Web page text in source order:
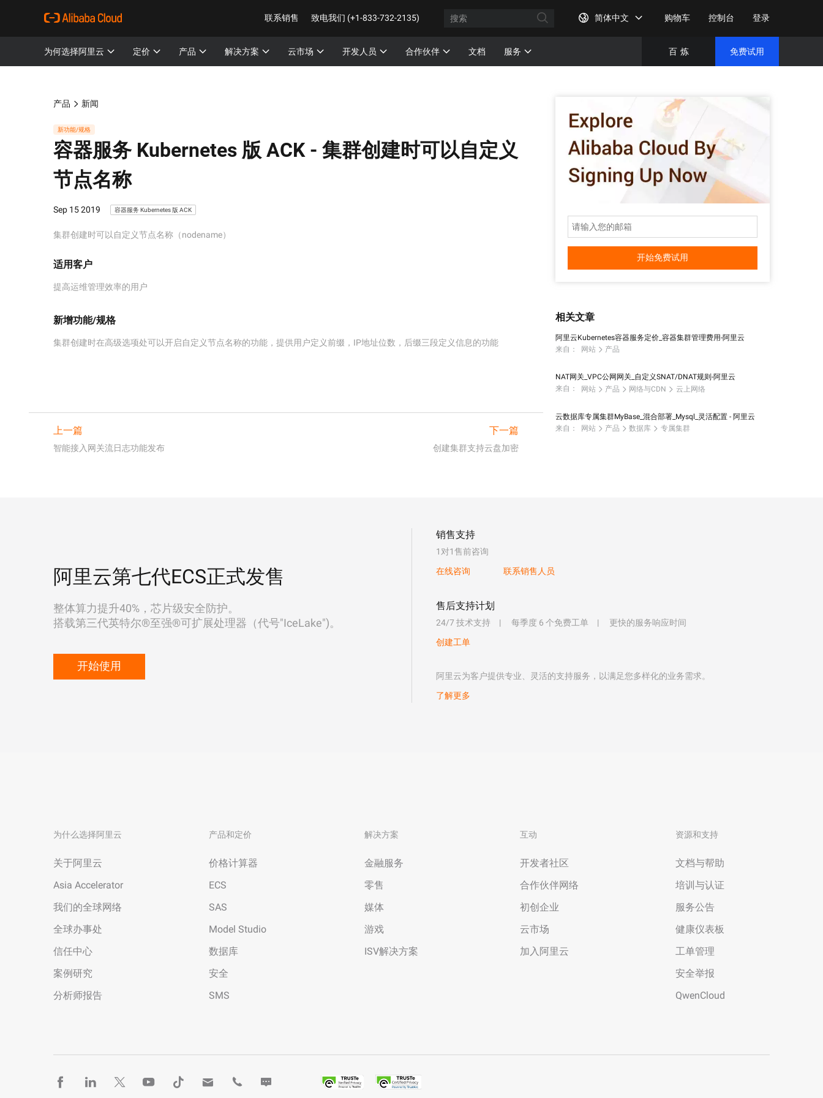
联系销售 致电我们 (+1-833-732-2135) 简体中文 购物车 控制台 登录
为何选择阿里云 定价 产品 解决方案 云市场 开发人员 合作伙伴 文档 服务 百 炼 免费试用
产品 新闻
新功能/规格
容器服务 Kubernetes 版 ACK - 集群创建时可以自定义
节点名称
Sep 15 2019 容器服务 Kubernetes 版 ACK
集群创建时可以自定义节点名称（nodename）
适用客户
提高运维管理效率的用户
新增功能/规格
集群创建时在高级选项处可以开启自定义节点名称的功能，提供用户定义前缀，IP地址位数，后缀三段定义信息的功能
上一篇
智能接入网关流日志功能发布
下一篇
创建集群支持云盘加密
开始免费试用
相关文章
阿里云Kubernetes容器服务定价_容器集群管理费用-阿里云
来自：
网站 产品
NAT网关_VPC公网网关_自定义SNAT/DNAT规则-阿里云
来自：
网站 产品 网络与CDN 云上网络
云数据库专属集群MyBase_混合部署_Mysql_灵活配置 - 阿里云
来自：
网站 产品 数据库 专属集群
阿里云第七代ECS正式发售
整体算力提升40%，芯片级安全防护。
搭载第三代英特尔®至强®可扩展处理器（代号"IceLake")。
开始使用
销售支持
1对1售前咨询
在线咨询
联系销售人员
售后支持计划
24/7 技术支持 每季度 6 个免费工单
更快的服务响应时间
创建工单
阿里云为客户提供专业、灵活的支持服务，以满足您多样化的业务需求。
了解更多
为什么选择阿里云
关于阿里云
Asia Accelerator
我们的全球网络
全球办事处
信任中心
案例研究
分析师报告
产品和定价
价格计算器
ECS
SAS
Model Studio
数据库
安全
SMS
解决方案
金融服务
零售
媒体
游戏
ISV解决方案
互动
开发者社区
合作伙伴网络
初创企业
云市场
加入阿里云
资源和支持
文档与帮助
培训与认证
服务公告
健康仪表板
工单管理
安全举报
QwenCloud